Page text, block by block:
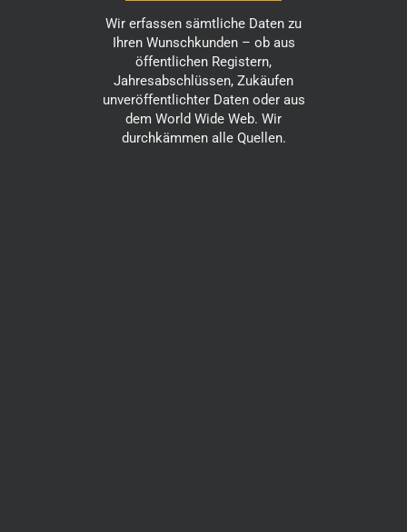
Wir erfassen sämtliche Daten zu
Ihren Wunschkunden – ob aus
öffentlichen Registern,
Jahresabschlüssen, Zukäufen
unveröffentlichter Daten oder aus
dem World Wide Web. Wir
durchkämmen alle Quellen.